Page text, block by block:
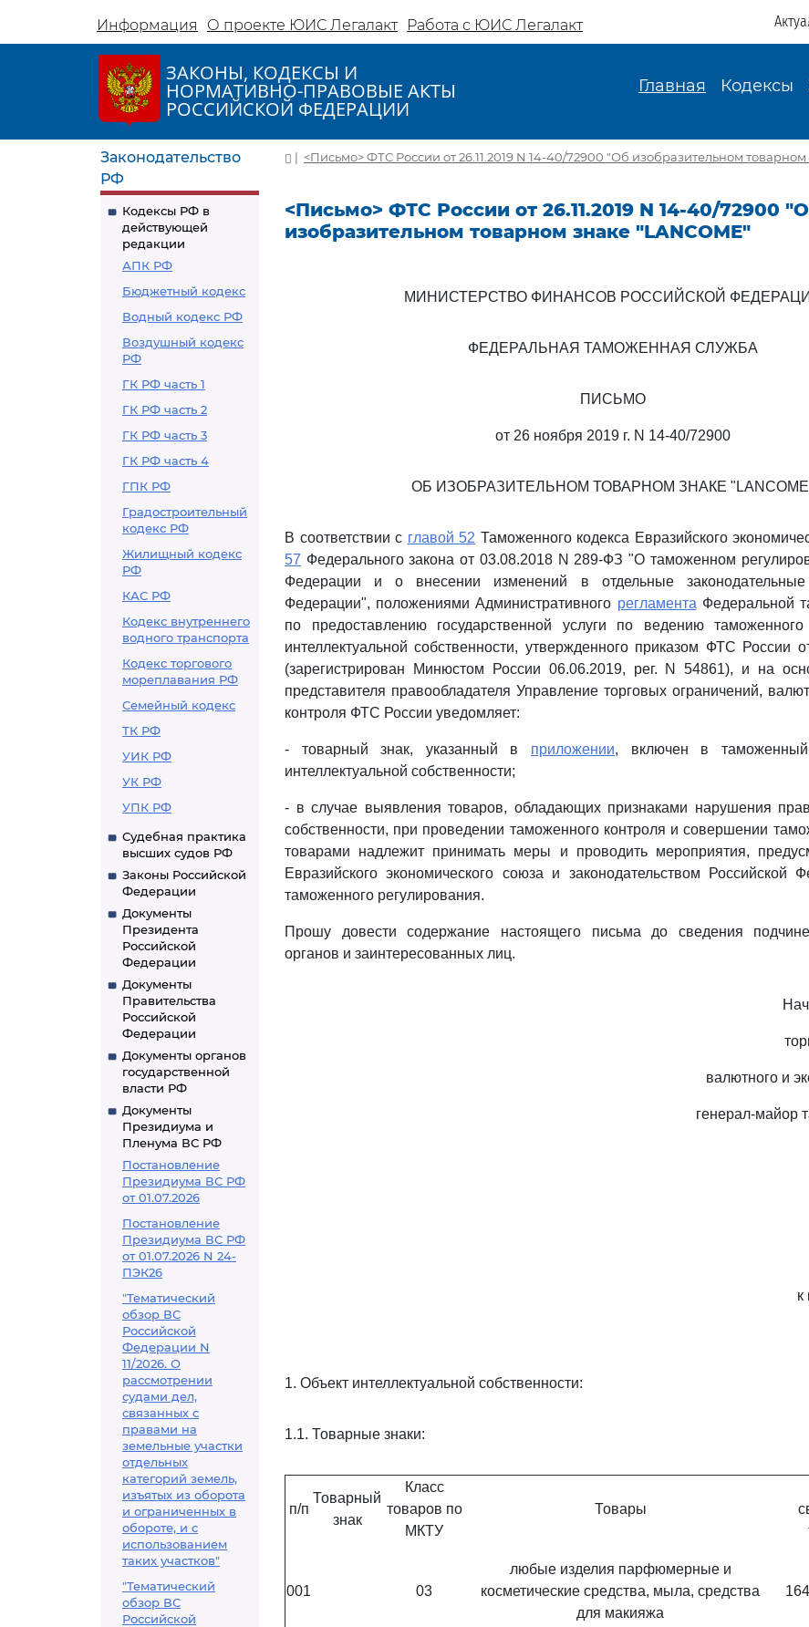
Информация О проекте ЮИС Легалакт Работа с ЮИС Легалакт
ЗАКОНЫ, КОДЕКСЫ И
НОРМАТИВНО-ПРАВОВЫЕ АКТЫ
РОССИЙСКОЙ ФЕДЕРАЦИИ
Главная Кодексы
Законодательство
РФ
Кодексы РФ в
действующей
редакции
АПК РФ
Бюджетный кодекс
Водный кодекс РФ
Воздушный кодекс
РФ
ГК РФ часть 1
ГК РФ часть 2
ГК РФ часть 3
ГК РФ часть 4
ГПК РФ
Градостроительный
кодекс РФ
Жилищный кодекс
РФ
КАС РФ
Кодекс внутреннего
водного транспорта
Кодекс торгового
мореплавания РФ
Семейный кодекс
ТК РФ
УИК РФ
УК РФ
УПК РФ
Судебная практика
высших судов РФ
Законы Российской
Федерации
Документы
Президента
Российской
Федерации
Документы
Правительства
Российской
Федерации
Документы органов
государственной
власти РФ
Документы
Президиума и
Пленума ВС РФ
Постановление
Президиума ВС РФ
от 01.07.2026
Постановление
Президиума ВС РФ
от 01.07.2026 N 24-
ПЭК26
"Тематический
обзор ВС
Российской
Федерации N
11/2026. О
рассмотрении
судами дел,
связанных с
правами на
земельные участки
отдельных
категорий земель,
изъятых из оборота
и ограниченных в
обороте, и с
использованием
таких участков"
"Тематический
обзор ВС
Российской
| <Письмо> ФТС России от 26.11.2019 N 14-40/72900 "Об изобразительном товарном
<Письмо> ФТС России от 26.11.2019 N 14-40/72900
изобразительном товарном знаке "LANCOME"
МИНИСТЕРСТВО ФИНАНСОВ РОССИЙСКОЙ
ФЕДЕРАЛЬНАЯ ТАМОЖЕННАЯ СЛУЖБА
ПИСЬМО
от 26 ноября 2019 г. N 14-40/72900
ОБ ИЗОБРАЗИТЕЛЬНОМ ТОВАРНОМ ЗНАКЕ
В соответствии с главой 52 Таможенного кодекса Евразийского
57 Федерального закона от 03.08.2018 N 289-ФЗ "О таможенном
Федерации и о внесении изменений в отдельные законодательные
Федерации", положениями Административного регламента Федеральной
по предоставлению государственной услуги по ведению таможенного
интеллектуальной собственности, утвержденного приказом ФТС России
(зарегистрирован Минюстом России 06.06.2019, рег. N 54861), и на
представителя правообладателя Управление торговых ограничений,
контроля ФТС России уведомляет:
- товарный знак, указанный в приложении, включен в таможенный
интеллектуальной собственности;
- в случае выявления товаров, обладающих признаками нарушения прав
собственности, при проведении таможенного контроля и совершении
товарами надлежит принимать меры и проводить мероприятия,
Евразийского экономического союза и законодательством Российской
таможенного регулирования.
Прошу довести содержание настоящего письма до сведения
органов и заинтересованных лиц.
валютного и
генерал-майор
к
1. Объект интеллектуальной собственности:
1.1. Товарные знаки:
п/п
Товарный
знак
Класс
товаров по
МКТУ
Товары
001 03
любые изделия парфюмерные и
косметические средства, мыла, средства
для макияжа